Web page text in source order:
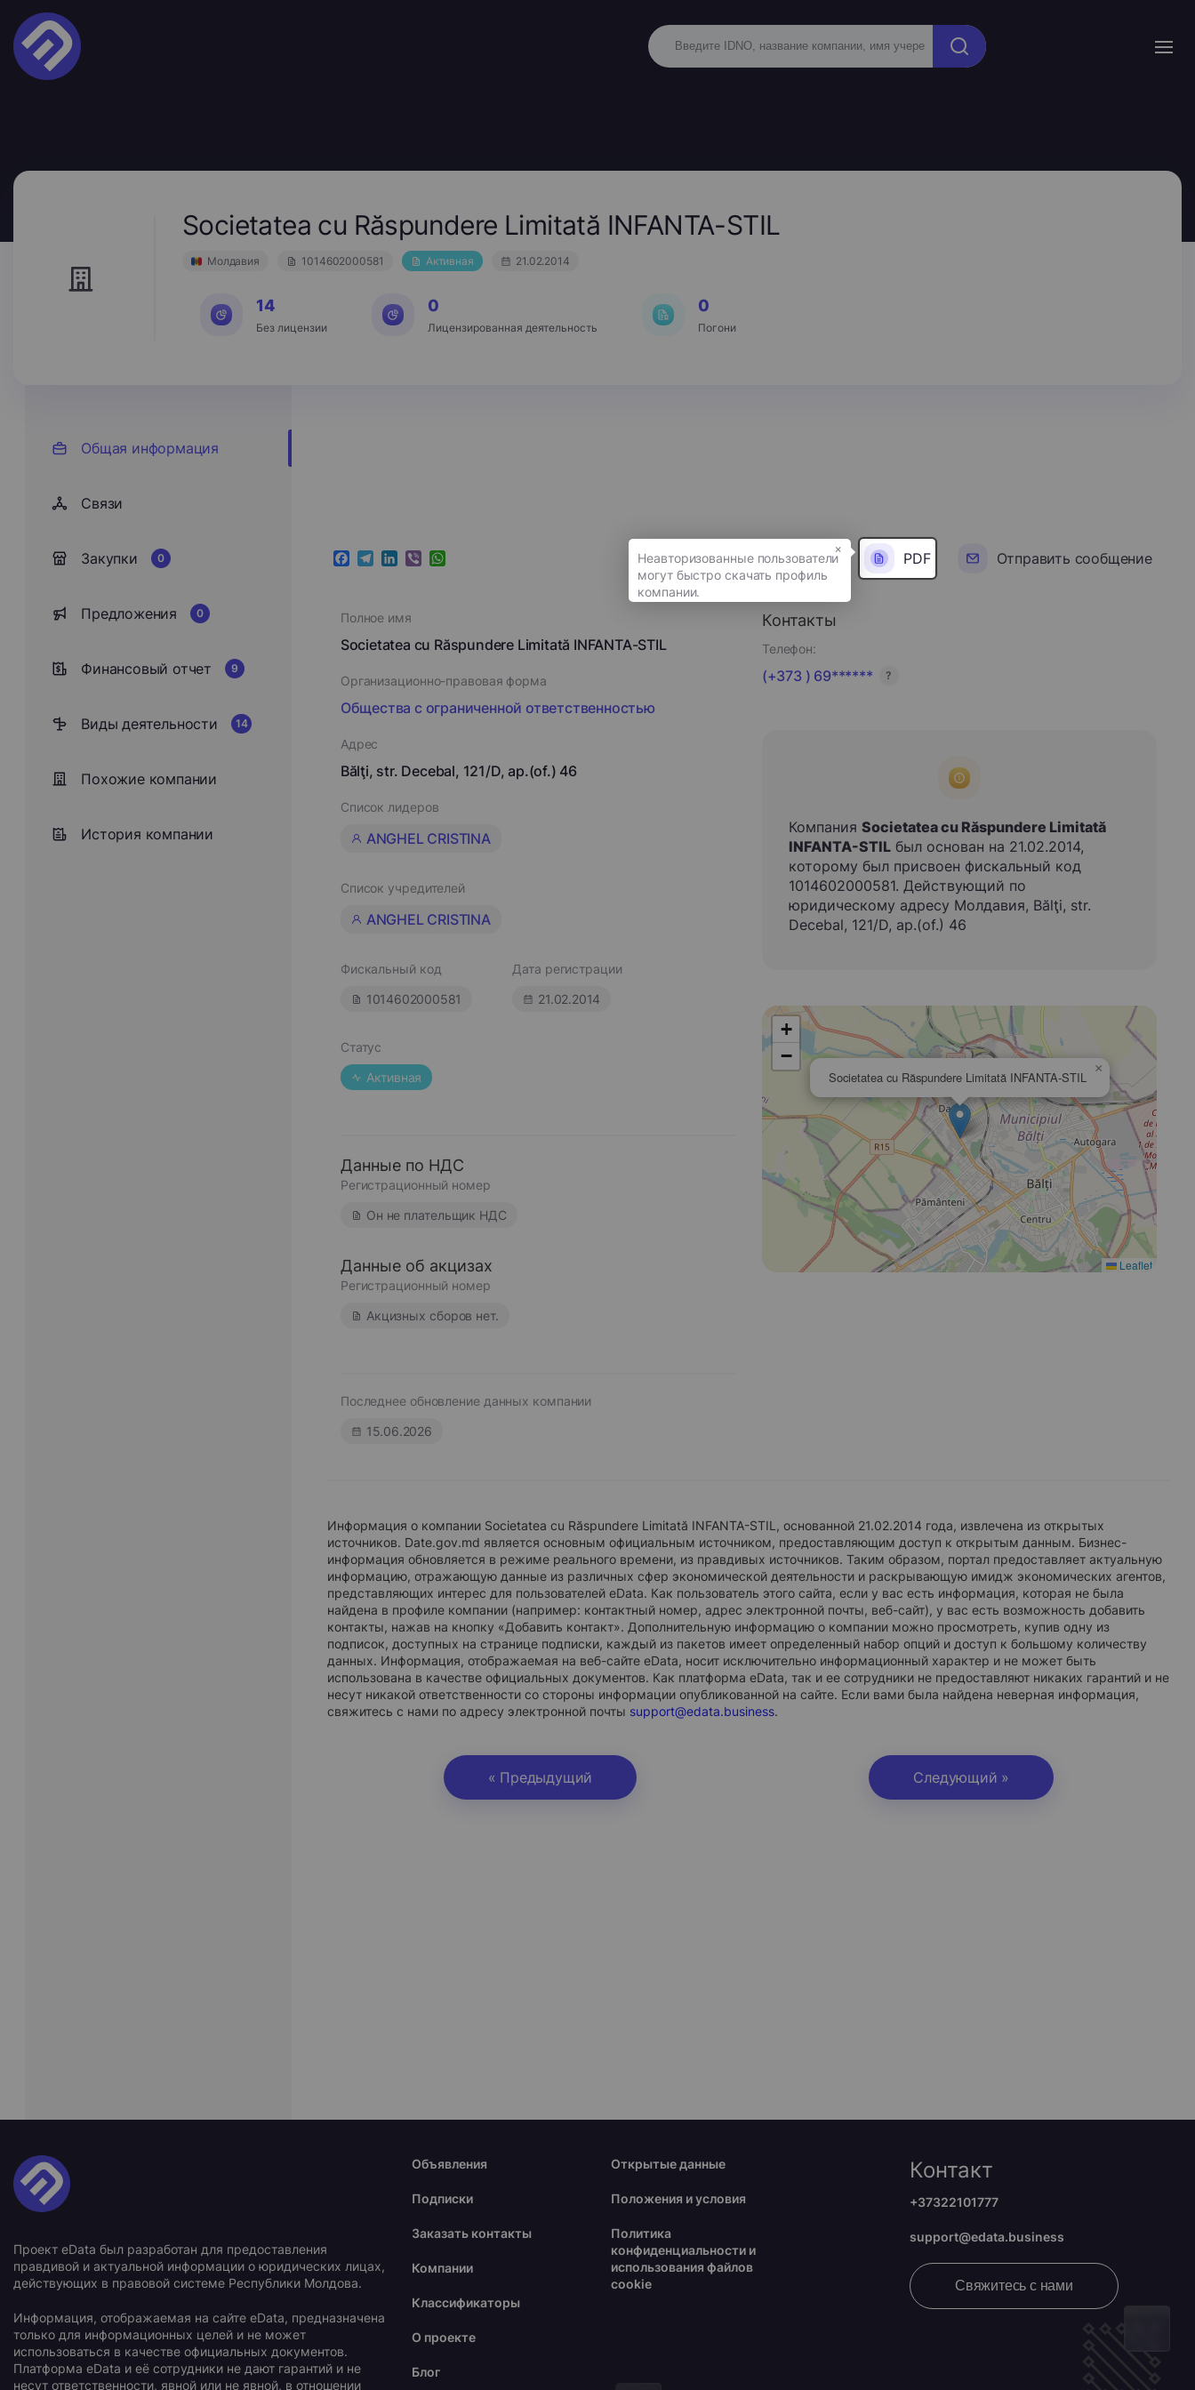
Societatea cu Răspundere Limitată INFANTA-STIL
Молдавия 1014602000581 Активная 21.02.2014
14
Без лицензии
0
Лицензированная деятельность
0
Погони
Общая информация
Cвязи
Закупки 0
Предложения 0
Финансовый отчет 9
Виды деятельности 14
Похожие компании
История компании
Facebook
Telegram
LinkedIn
ViberWhatsApp PDF Отправить сообщение
Полное имя
Societatea cu Răspundere Limitată INFANTA-STIL
Организационно-правовая форма
Общества с ограниченной ответственностью
Адрес
Bălţi, str. Decebal, 121/D, ap.(of.) 46
Список лидеров
ANGHEL CRISTINA
Список учредителей
ANGHEL CRISTINA
Фискальный код
1014602000581
Дата регистрации
21.02.2014
Статус
Активная
Данные по НДС
Регистрационный номер
Он не плательщик НДС
Данные об акцизах
Регистрационный номер
Акцизных сборов нет.
Последнее обновление данных компании
15.06.2026
Контакты
Телефон:
(+373 ) 69****** ?
Компания Societatea cu Răspundere Limitată
INFANTA-STILбыл основан на 21.02.2014,
которому был присвоен фискальный код
1014602000581. Действующий по
юридическому адресу Молдавия, Bălţi, str.
Decebal, 121/D, ap.(of.) 46
Societatea cu Răspundere Limitată INFANTA-STIL
×
+
−
Leaflet
Информация о компании Societatea cu Răspundere Limitată INFANTA-STIL, основанной 21.02.2014 года, извлечена из открытых
источников. Date.gov.md является основным официальным источником, предоставляющим доступ к открытым данным. Бизнес-
информация обновляется в режиме реального времени, из правдивых источников. Таким образом, портал предоставляет актуальную
информацию, отражающую данные из различных сфер экономической деятельности и раскрывающую имидж экономических агентов,
представляющих интерес для пользователей eData. Как пользователь этого сайта, если у вас есть информация, которая не была
найдена в профиле компании (например: контактный номер, адрес электронной почты, веб-сайт), у вас есть возможность добавить
контакты, нажав на кнопку «Добавить контакт». Дополнительную информацию о компании можно просмотреть, купив одну из
подписок, доступных на странице подписки, каждый из пакетов имеет определенный набор опций и доступ к большому количеству
данных. Информация, отображаемая на веб-сайте eData, носит исключительно информационный характер и не может быть
использована в качестве официальных документов. Как платформа eData, так и ее сотрудники не предоставляют никаких гарантий и не
несут никакой ответственности со стороны информации опубликованной на сайте. Если вами была найдена неверная информация,
свяжитесь с нами по адресу электронной почты support@edata.business.
« Предыдущий Следующий »
Проект eData был разработан для предоставления
правдивой и актуальной информации о юридических лицах,
действующих в правовой системе Республики Молдова.
Информация, отображаемая на сайте eData, предназначена
только для информационных целей и не может
использоваться в качестве официальных документов.
Платформа eData и её сотрудники не дают гарантий и не
несут ответственности, явной или не явной, в отношении
Объявления
Подписки
Заказать контакты
Компании
Классификаторы
О проекте
Блог
Открытые данные
Положения и условия
Политика
конфиденциальности и
использования файлов
cookie
Контакт
+37322101777
support@edata.business
Свяжитесь с нами
×